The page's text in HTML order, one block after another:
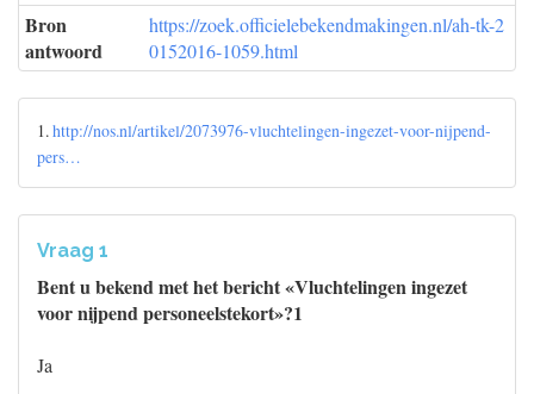
Bron
antwoord
https://zoek.officielebekendmakingen.nl/ah-tk-2
0152016-1059.html
1.http://nos.nl/artikel/2073976-vluchtelingen-ingezet-voor-nijpend-
pers…
Vraag 1
Bent u bekend met het bericht «Vluchtelingen ingezet
voor nijpend personeelstekort»?1
Ja